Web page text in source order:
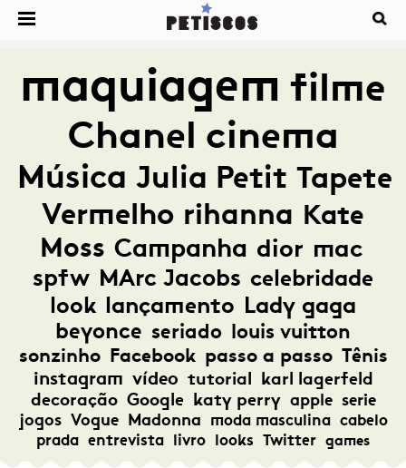
maquiagem filme
Chanel cinema
Música Julia Petit Tapete
Vermelho rihanna Kate
Moss Campanha dior mac
spfw MArc Jacobs celebridade
look lançamento Lady gaga
beyonce seriado louis vuitton
sonzinho Facebook passo a passo Tênis
instagram vídeo tutorial karl lagerfeld
decoração Google katy perry apple serie
jogos Vogue Madonna moda masculina cabelo
prada entrevista livro looks Twitter games